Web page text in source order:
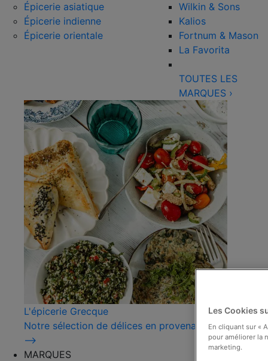
Épicerie asiatique
Épicerie indienne
Épicerie orientale
Wilkin & Sons
Kalios
Fortnum & Mason
La Favorita
TOUTES LES
MARQUES ›
L'épicerie Grecque
Notre sélection de délices en provenance de Grèce !
⟶
MARQUES
Les Cookies
En cliquant sur «
pour améliorer la
marketing.